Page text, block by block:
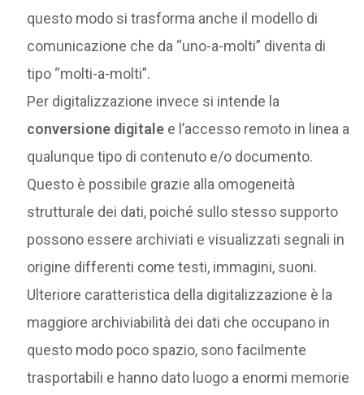
questo modo si trasforma anche il modello di
comunicazione che da “uno-a-molti” diventa di
tipo “molti-a-molti”.
Per digitalizzazione invece si intende la
conversione digitale e l’accesso remoto in linea a
qualunque tipo di contenuto e/o documento.
Questo è possibile grazie alla omogeneità
strutturale dei dati, poiché sullo stesso supporto
possono essere archiviati e visualizzati segnali in
origine differenti come testi, immagini, suoni.
Ulteriore caratteristica della digitalizzazione è la
maggiore archiviabilità dei dati che occupano in
questo modo poco spazio, sono facilmente
trasportabili e hanno dato luogo a enormi memorie